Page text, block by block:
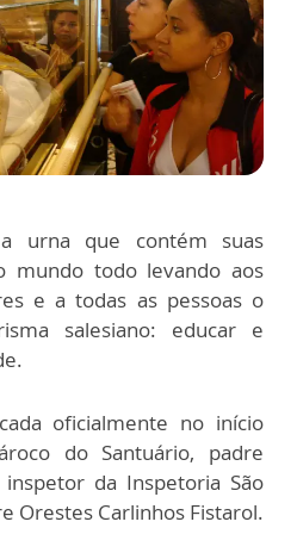
urna que contém suas
mundo todo levando aos
e a todas as pessoas o
salesiano: educar e
oficialmente no início
do Santuário, padre
da Inspetoria São
Orestes Carlinhos Fistarol.